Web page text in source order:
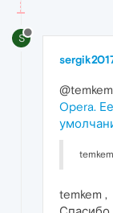
S
Opera.
temkem
temkem ,